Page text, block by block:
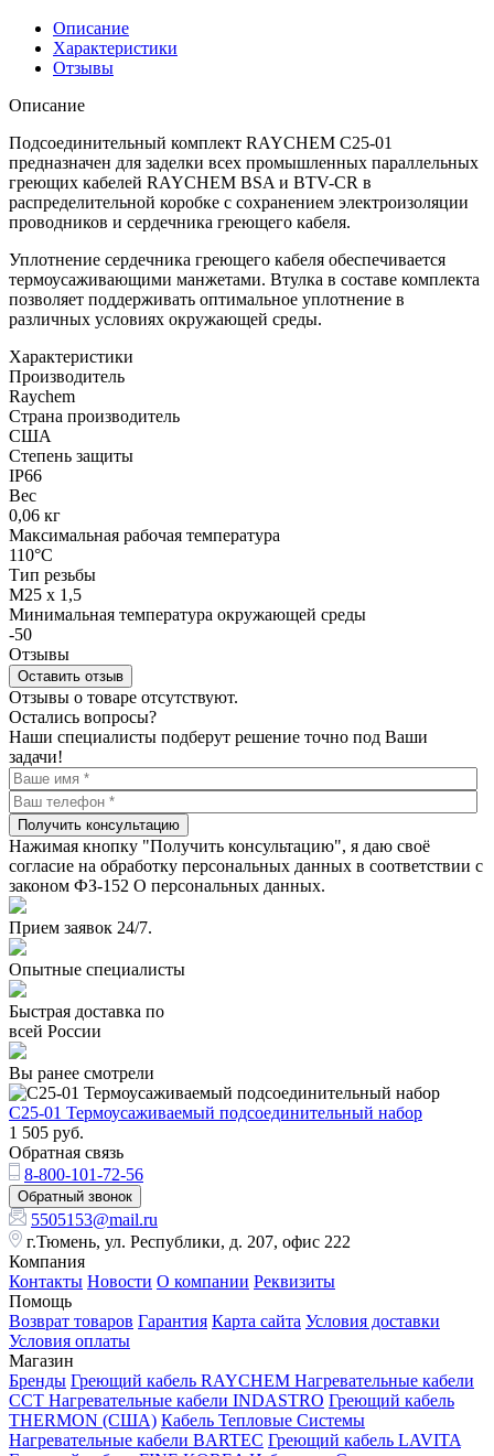
Описание
Характеристики
Отзывы
Описание
Подсоединительный комплект RAYCHEM C25-01
предназначен для заделки всех промышленных параллельных
греющих кабелей RAYCHEM BSA и BTV-CR в
распределительной коробке с сохранением электроизоляции
проводников и сердечника греющего кабеля.
Уплотнение сердечника греющего кабеля обеспечивается
термоусаживающими манжетами. Втулка в составе комплекта
позволяет поддерживать оптимальное уплотнение в
различных условиях окружающей среды.
Характеристики
Производитель
Raychem
Страна производитель
США
Степень защиты
IP66
Вес
0,06 кг
Максимальная рабочая температура
110°C
Тип резьбы
M25 x 1,5
Минимальная температура окружающей среды
-50
Отзывы
Оставить отзыв
Отзывы о товаре отсутствуют.
Остались вопросы?
Наши специалисты подберут решение точно под Ваши
задачи!
Получить консультацию
Нажимая кнопку "Получить консультацию", я даю своё
согласие на обработку персональных данных в соответствии с
законом ФЗ-152 О персональных данных.
Прием заявок 24/7.
Опытные специалисты
Быстрая доставка по
всей России
Вы ранее смотрели
C25-01 Термоусаживаемый подсоединительный набор
1 505 руб.
Обратная связь
8-800-101-72-56
Обратный звонок
5505153@mail.ru
г.Тюмень, ул. Республики, д. 207, офис 222
Компания
Контакты Новости О компании Реквизиты
Помощь
Возврат товаров Гарантия Карта сайта Условия доставки
Условия оплаты
Магазин
Бренды Греющий кабель RAYCHEM Нагревательные кабели
ССТ Нагревательные кабели INDASTRO Греющий кабель
THERMON (США) Кабель Тепловые Системы
Нагревательные кабели BARTEC Греющий кабель LAVITA